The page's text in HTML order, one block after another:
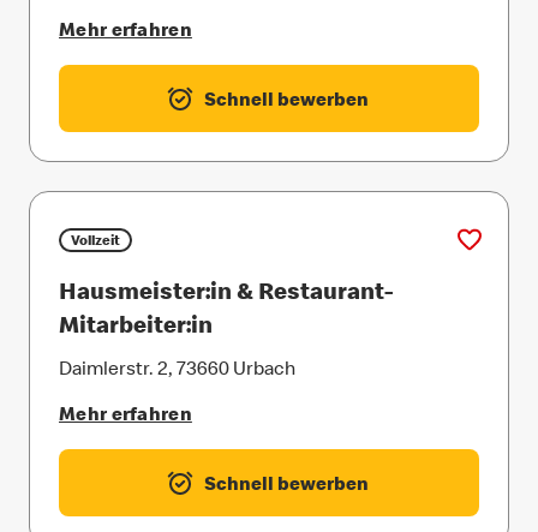
Mehr erfahren
Schnell bewerben
Vollzeit
Hausmeister:in & Restaurant-
Mitarbeiter:in
Daimlerstr. 2, 73660 Urbach
Mehr erfahren
Schnell bewerben